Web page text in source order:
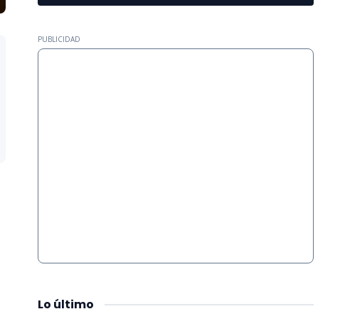
PUBLICIDAD
Lo último